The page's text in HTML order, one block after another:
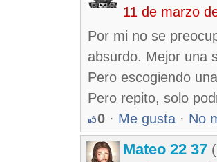
11 de marzo
Por mi no se
absurdo. Mejor una
Pero escogiendo
Pero repito, solo
0 · Me gusta · No
Mateo 22 37